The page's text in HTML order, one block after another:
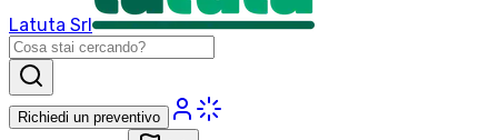
Latuta Srl
Richiedi un preventivo